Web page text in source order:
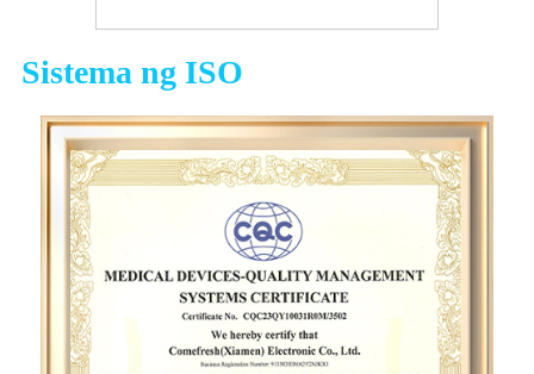
Sistema ng ISO